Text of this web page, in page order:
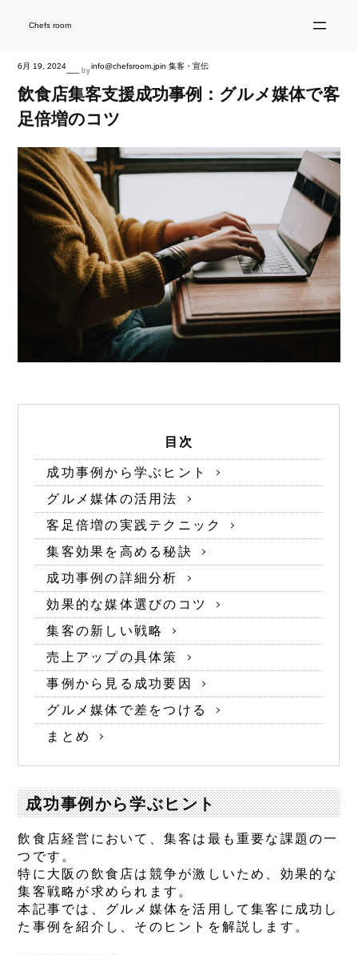
Chefs room
6月 19, 2024— byinfo@chefsroom.jpin集客・宣伝
飲食店集客支援成功事例：グルメ媒体で客
足倍増のコツ
目次
成功事例から学ぶヒント
グルメ媒体の活用法
客足倍増の実践テクニック
集客効果を高める秘訣
成功事例の詳細分析
効果的な媒体選びのコツ
集客の新しい戦略
売上アップの具体策
事例から見る成功要因
グルメ媒体で差をつける
まとめ
成功事例から学ぶヒント
飲食店経営において、集客は最も重要な課題の一
つです。
特に大阪の飲食店は競争が激しいため、効果的な
集客戦略が求められます。
本記事では、グルメ媒体を活用して集客に成功し
た事例を紹介し、そのヒントを解説します。